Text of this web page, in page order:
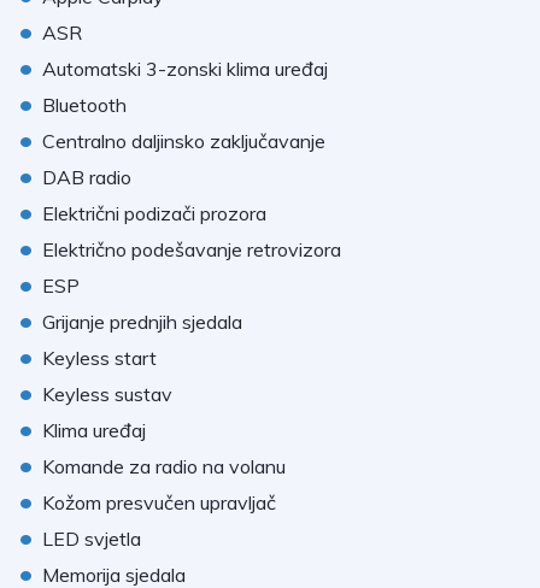
• ASR
• Automatski 3-zonski klima uređaj
• Bluetooth
• Centralno daljinsko zaključavanje
• DAB radio
• Električni podizači prozora
• Električno podešavanje retrovizora
• ESP
• Grijanje prednjih sjedala
• Keyless start
• Keyless sustav
• Klima uređaj
• Komande za radio na volanu
• Kožom presvučen upravljač
• LED svjetla
• Memorija sjedala